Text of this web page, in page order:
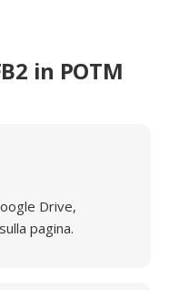
in POTM
Drive,
pagina.